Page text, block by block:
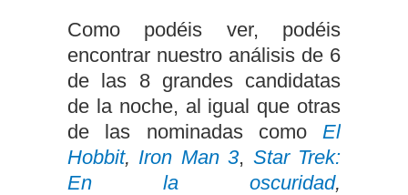
Como podéis ver, podéis
encontrar nuestro análisis de 6
de las 8 grandes candidatas
de la noche, al igual que otras
de las nominadas como El
Hobbit, Iron Man 3, Star Trek:
En la oscuridad,